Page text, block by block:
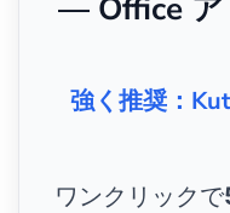
— Office ア
強く推奨：
ワンクリックで